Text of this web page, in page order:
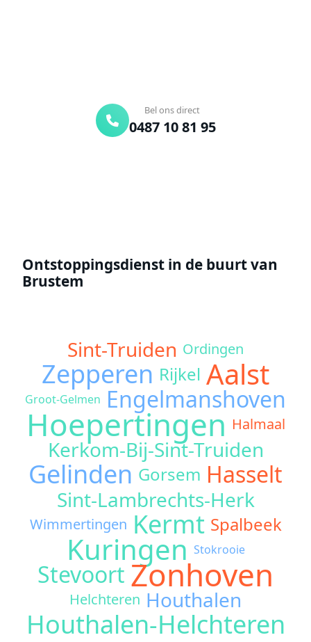
Bel ons direct
0487 10 81 95
Ontstoppingsdienst in de buurt van
Brustem
Sint-Truiden Ordingen
Zepperen Rijkel Aalst
Groot-Gelmen Engelmanshoven
Hoepertingen Halmaal
Kerkom-Bij-Sint-Truiden
Gelinden Gorsem Hasselt
Sint-Lambrechts-Herk
Wimmertingen Kermt Spalbeek
Kuringen Stokrooie
Stevoort Zonhoven
Helchteren Houthalen
Houthalen-Helchteren